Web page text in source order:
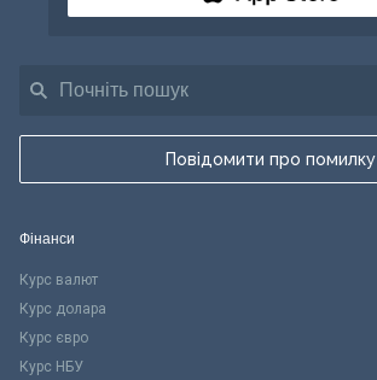
Повідомити про помилку
Фінанси
Курс валют
Курс долара
Курс євро
Курс НБУ